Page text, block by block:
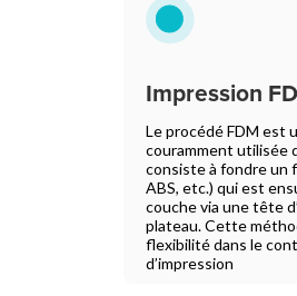
Impression
Le procédé FDM est
couramment utilisée
consiste à fondre un
ABS, etc.) qui est
couche via une tête
plateau. Cette
flexibilité dans le
d’impression